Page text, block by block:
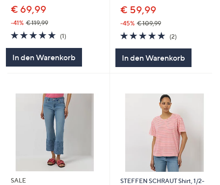
€ 69,99
-41% € 119,99
5.0
von
(1)
In den Warenkorb
€ 59,99
-45% € 109,99
5.0
von
5
(2)
In den Warenkorb
SALE
STEFFEN SCHRAUT Shirt, 1/2-